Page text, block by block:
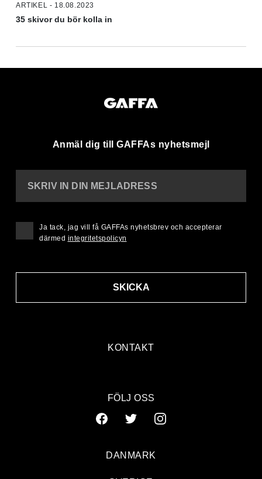
ARTIKEL - 18.08.2023
35 skivor du bör kolla in
Anmäl dig till GAFFAs nyhetsmejl
KONTAKT
SKRIV IN DIN MEJLADRESS
SKICKA
Ja tack, jag vill få GAFFAs nyhetsbrev och accepterar
därmed integritetspolicyn
FÖLJ OSS
DANMARK